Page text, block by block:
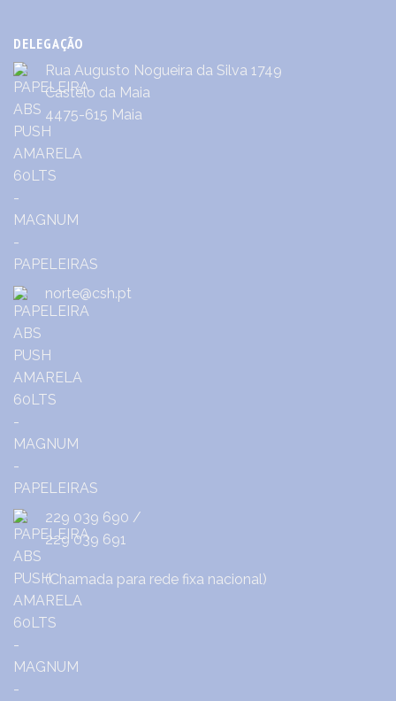
DELEGAÇÃO
Rua Augusto Nogueira da Silva 1749
Castêlo da Maia
4475-615 Maia
norte@csh.pt
229 039 690 /
229 039 691
(Chamada para rede fixa nacional)